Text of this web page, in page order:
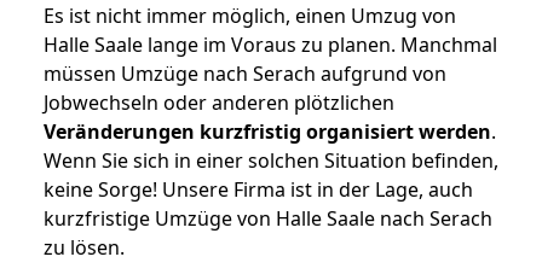
Es ist nicht immer möglich, einen Umzug von
Halle Saale lange im Voraus zu planen. Manchmal
müssen Umzüge nach Serach aufgrund von
Jobwechseln oder anderen plötzlichen
Veränderungen kurzfristig organisiert werden.
Wenn Sie sich in einer solchen Situation befinden,
keine Sorge! Unsere Firma ist in der Lage, auch
kurzfristige Umzüge von Halle Saale nach Serach
zu lösen.